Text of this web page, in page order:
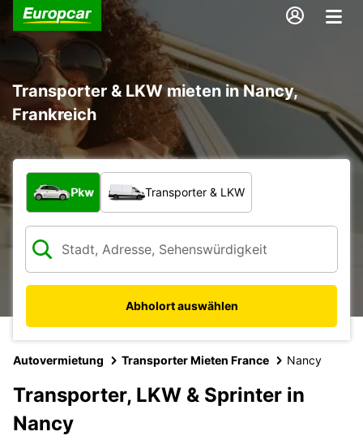
Transporter & LKW mieten in Nancy,
Frankreich
Welche Art von Fahrzeug?
Pkw Transporter & LKW
Abholort auswählen
Autovermietung Transporter Mieten France Nancy
Transporter, LKW & Sprinter in
Nancy